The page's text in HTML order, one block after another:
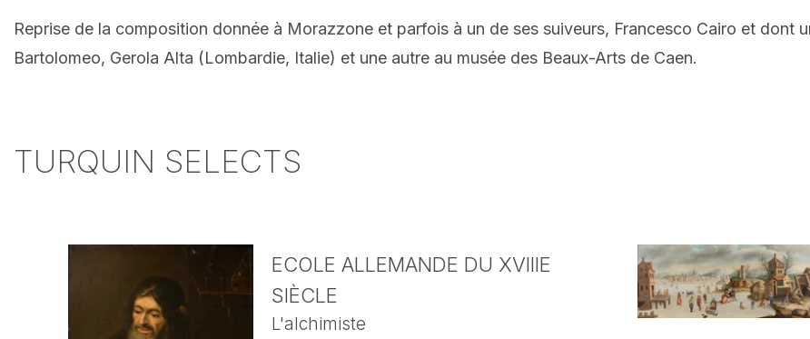
Reprise de la composition donnée à Morazzone et parfois à un de ses suiveurs, Francesco Cairo et dont
Bartolomeo, Gerola Alta (Lombardie, Italie) et une autre au musée des Beaux-Arts de Caen.
TURQUIN SELECTS
ECOLE ALLEMANDE DU XVIIIE
SIÈCLE
L'alchimiste